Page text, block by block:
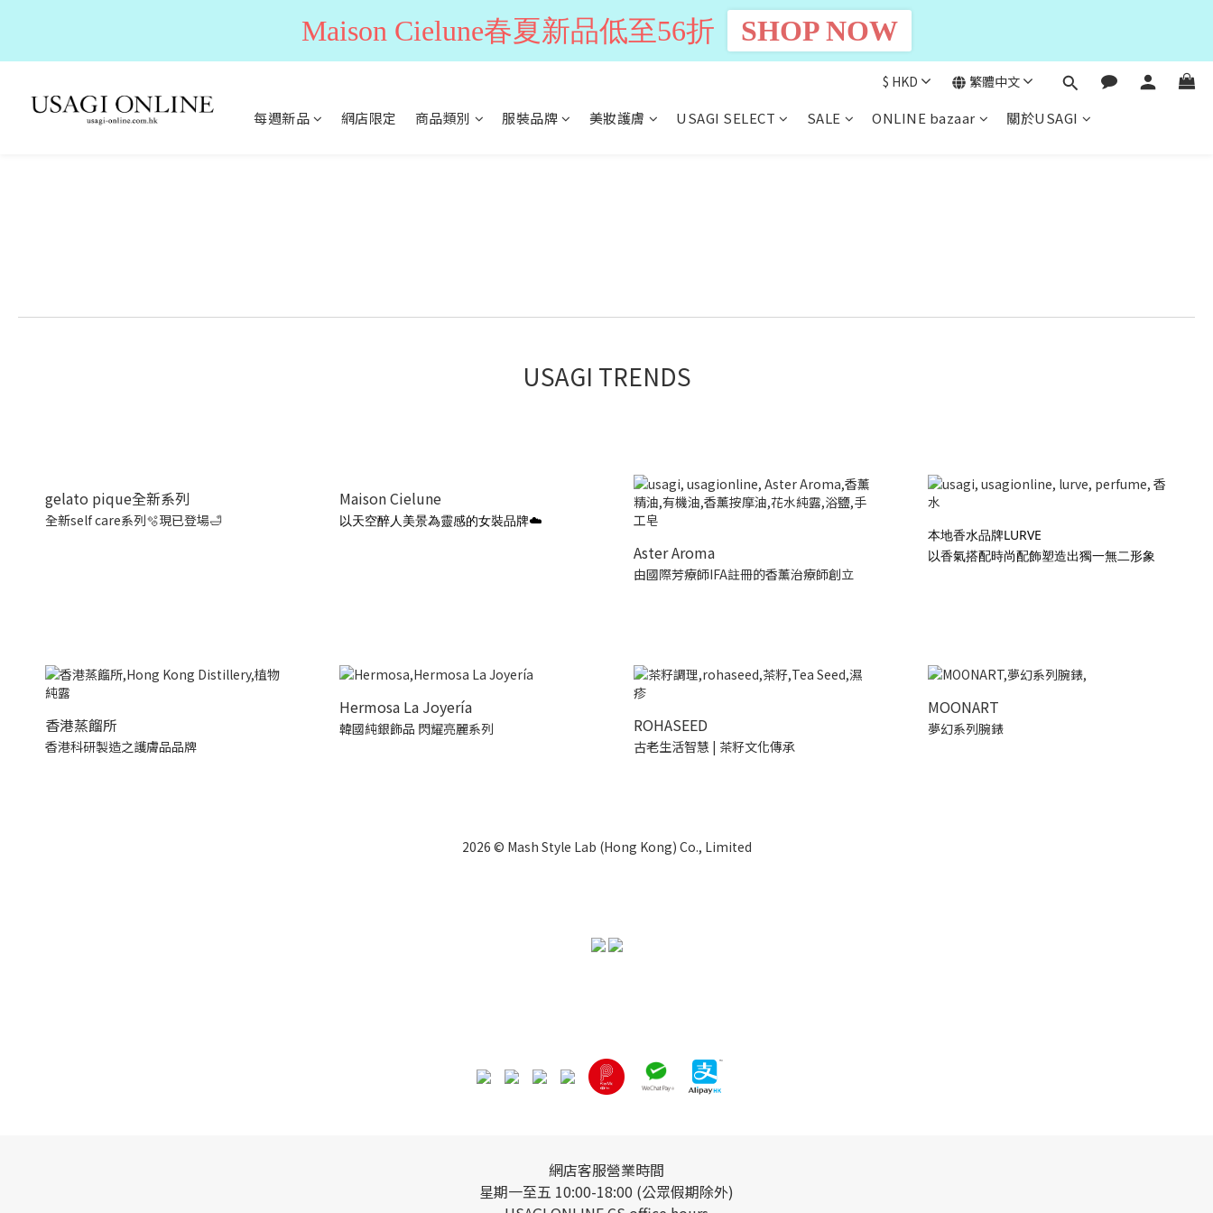
每週新品 網店限定 商品類別 服裝品牌 美妝護膚 USAGI SELECT SALE ONLINE bazaar 關於USAGI
$ HKD 繁體中文
USAGI TRENDS
gelato pique全新系列
全新self care系列🫧現已登場🛁
Maison Cielune
以天空醉人美景為靈感的女裝品牌☁️
Aster Aroma
由國際芳療師IFA註冊的香薰治療師創立
本地香水品牌LURVE
以香氣搭配時尚配飾塑造出獨一無二形象
香港蒸餾所
香港科研製造之護膚品品牌
Hermosa La Joyería
韓國純銀飾品 閃耀亮麗系列 ROHASEED
古老生活智慧 | 茶籽文化傳承
MOONART
夢幻系列腕錶
2026 © Mash Style Lab (Hong Kong) Co., Limited
網店客服營業時間
星期一至五 10:00-18:00 (公眾假期除外)
Maison Cielune春夏新品低至56折 SHOP NOW